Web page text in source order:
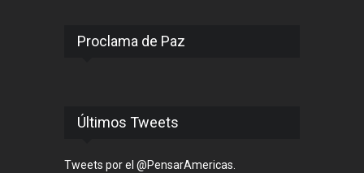
Proclama de Paz
Últimos Tweets
Tweets por el @PensarAmericas.